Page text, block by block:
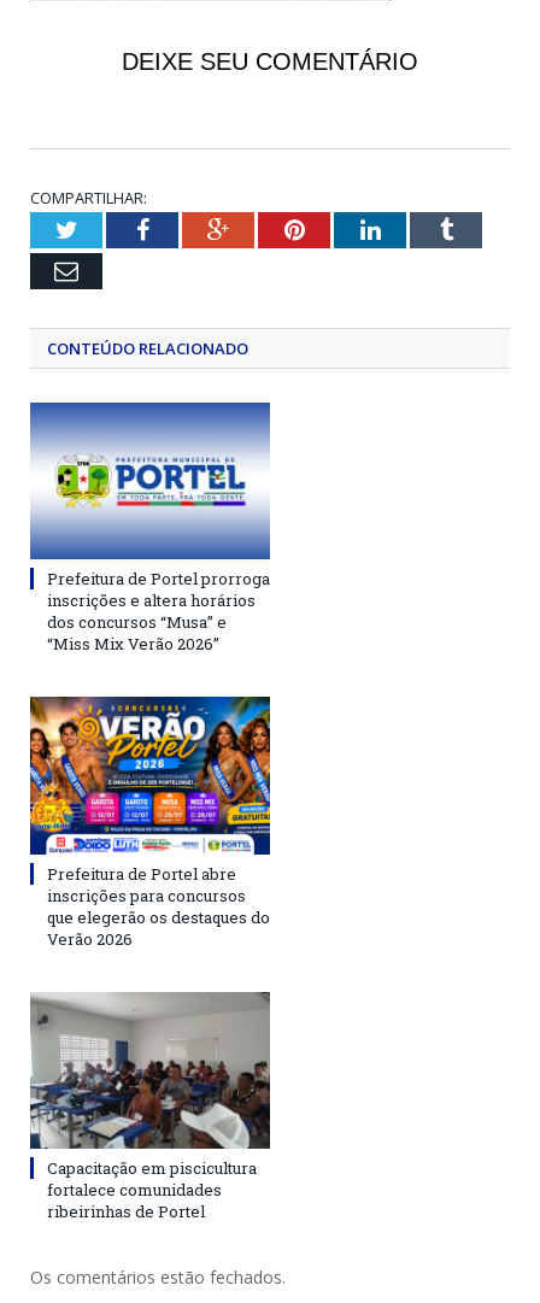
DEIXE SEU COMENTÁRIO
COMPARTILHAR:
TwitterFacebookGoogle+PinterestLinkedInTumblr
Email
CONTEÚDO RELACIONADO
Prefeitura de Portel prorroga
inscrições e altera horários
dos concursos “Musa” e
“Miss Mix Verão 2026”
Prefeitura de Portel abre
inscrições para concursos
que elegerão os destaques do
Verão 2026
Capacitação em piscicultura
fortalece comunidades
ribeirinhas de Portel
Os comentários estão fechados.